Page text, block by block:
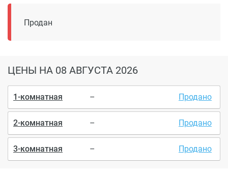
Продан
ЦЕНЫ НА 08 АВГУСТА 2026
1-комнатная – Продано
2-комнатная – Продано
3-комнатная – Продано